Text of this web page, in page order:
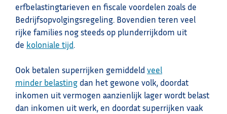
erfbelastingtarieven en fiscale voordelen zoals de
Bedrijfsopvolgingsregeling. Bovendien teren veel
rijke families nog steeds op plunderrijkdom uit
de koloniale tijd.
Ook betalen superrijken gemiddeld veel
minder belasting dan het gewone volk, doordat
inkomen uit vermogen aanzienlijk lager wordt belast
dan inkomen uit werk, en doordat superrijken vaak